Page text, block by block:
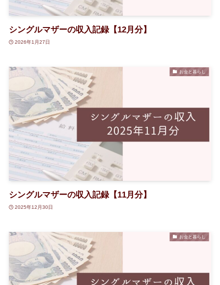
シングルマザーの収入記録【12月分】
2026年1月27日
お金と暮らし
シングルマザーの収入記録【11月分】
2025年12月30日
お金と暮らし